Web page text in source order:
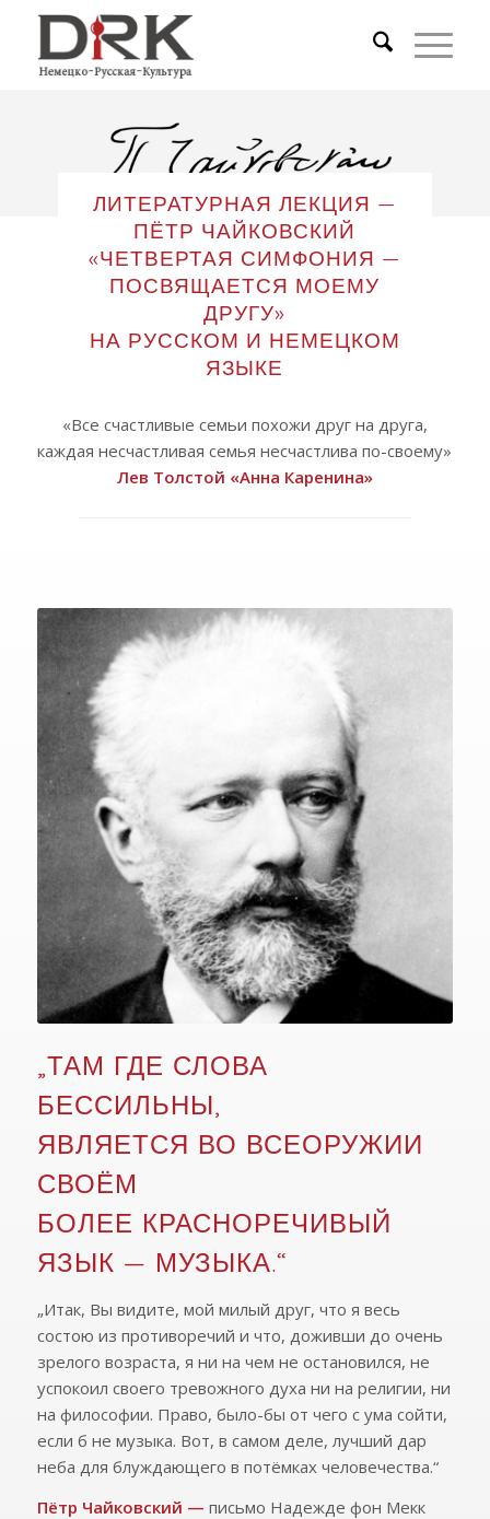
ЛИТЕРАТУРНАЯ ЛЕКЦИЯ —
ПЁТР ЧАЙКОВСКИЙ
«ЧЕТВЕРТАЯ СИМФОНИЯ —
ПОСВЯЩАЕТСЯ МОЕМУ
ДРУГУ»
НА РУССКОМ И НЕМЕЦКОМ
ЯЗЫКЕ
«Все счастливые семьи похожи друг на друга,
каждая несчастливая семья несчастлива по-своему»
Лев Толстой «Анна Каренина»
„ТАМ ГДЕ СЛОВА
БЕССИЛЬНЫ,
ЯВЛЯЕТСЯ ВО ВСЕОРУЖИИ
СВОЁМ
БОЛЕЕ КРАСНОРЕЧИВЫЙ
ЯЗЫК — МУЗЫКА.“
„Итак, Вы видите, мой милый друг, что я весь
состою из противоречий и что, доживши до очень
зрелого возраста, я ни на чем не остановился, не
успокоил своего тревожного духа ни на религии, ни
на философии. Право, было-бы от чего с ума сойти,
если б не музыка. Вот, в самом деле, лучший дар
неба для блуждающего в потёмках человечества.“
Пётр Чайковский — письмо Надежде фон Мекк